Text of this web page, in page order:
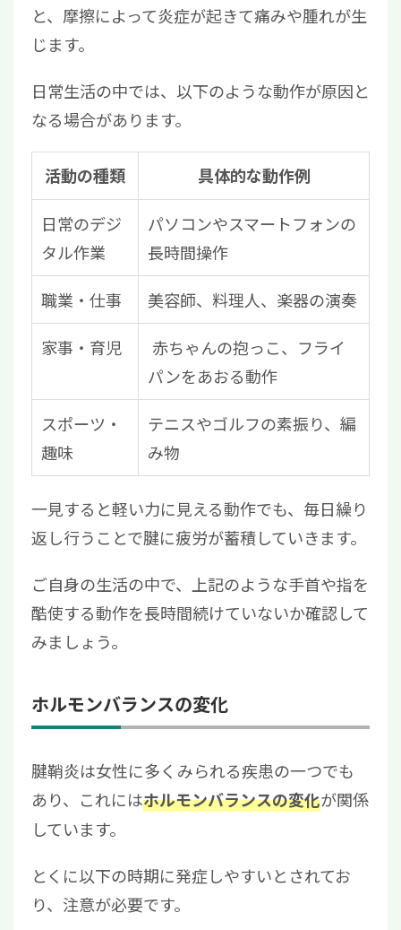
と、摩擦によって炎症が起きて痛みや腫れが生
じます。
日常生活の中では、以下のような動作が原因と
なる場合があります。
活動の種類 具体的な動作例
日常のデジ
タル作業
パソコンやスマートフォンの
長時間操作
職業・仕事 美容師、料理人、楽器の演奏
家事・育児
赤ちゃんの抱っこ、フライ
パンをあおる動作
スポーツ・
趣味
テニスやゴルフの素振り、編
み物
一見すると軽い力に見える動作でも、毎日繰り
返し行うことで腱に疲労が蓄積していきます。
ご自身の生活の中で、上記のような手首や指を
酷使する動作を長時間続けていないか確認して
みましょう。
ホルモンバランスの変化
腱鞘炎は女性に多くみられる疾患の一つでも
あり、これにはホルモンバランスの変化が関係
しています。
とくに以下の時期に発症しやすいとされてお
り、注意が必要です。